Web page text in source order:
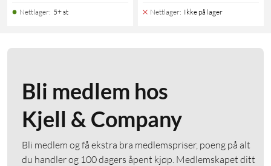
Nettlager: 5+ st Nettlager: Ikke på lager
Bli medlem hos
Kjell & Company
Bli medlem og få ekstra bra medlemspriser, poeng på alt
du handler og 100 dagers åpent kjøp. Medlemskapet ditt